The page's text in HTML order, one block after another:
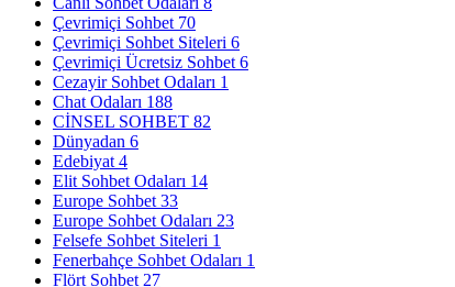
Çevrimiçi Sohbet 70
Çevrimiçi Sohbet Siteleri 6
Çevrimiçi Ücretsiz Sohbet 6
Cezayir Sohbet Odaları 1
Chat Odaları 188
CİNSEL SOHBET 82
Dünyadan 6
Edebiyat 4
Elit Sohbet Odaları 14
Europe Sohbet 33
Europe Sohbet Odaları 23
Felsefe Sohbet Siteleri 1
Fenerbahçe Sohbet Odaları 1
Flört Sohbet 27